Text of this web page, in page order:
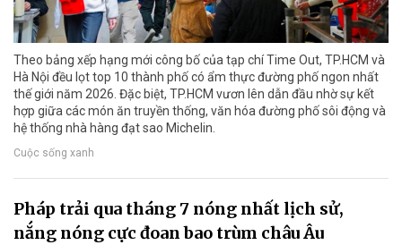
Theo bảng xếp hạng mới công bố của tạp chí Time Out, TP.HCM và
Hà Nội đều lọt top 10 thành phố có ẩm thực đường phố ngon nhất
thế giới năm 2026. Đặc biệt, TP.HCM vươn lên dẫn đầu nhờ sự kết
hợp giữa các món ăn truyền thống, văn hóa đường phố sôi động và
hệ thống nhà hàng đạt sao Michelin.
Cuộc sống xanh
Pháp trải qua tháng 7 nóng nhất lịch sử,
nắng nóng cực đoan bao trùm châu Âu